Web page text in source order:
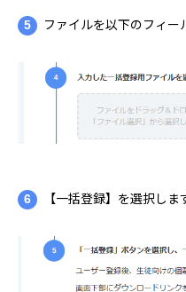
5 ファイルを以下のフィー
6 【一括登録】を選択しま